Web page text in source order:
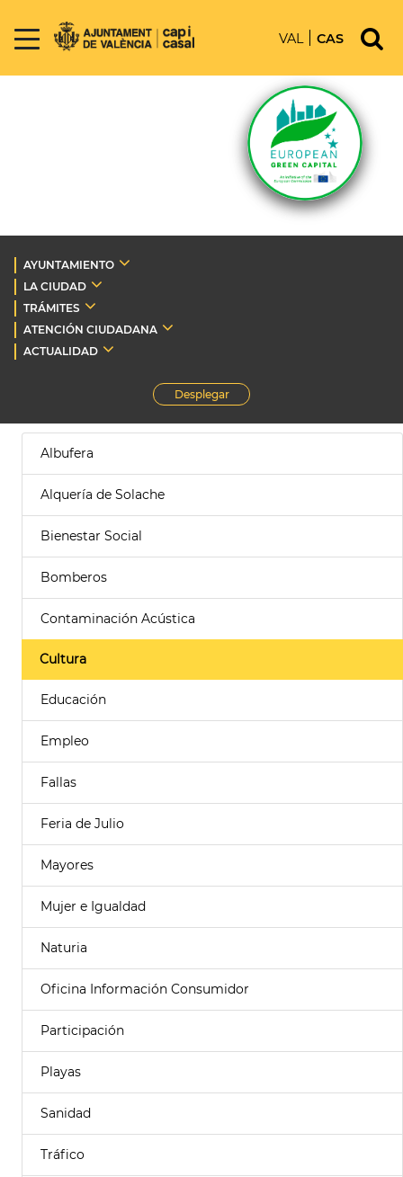
VAL CAS
AYUNTAMIENTO
LA CIUDAD
TRÁMITES
ATENCIÓN CIUDADANA
ACTUALIDAD
Desplegar
Albufera
Alquería de Solache
Bienestar Social
Bomberos
Contaminación Acústica
Cultura
Educación
Empleo
Fallas
Feria de Julio
Mayores
Mujer e Igualdad
Naturia
Oficina Información Consumidor
Participación
Playas
Sanidad
Tráfico